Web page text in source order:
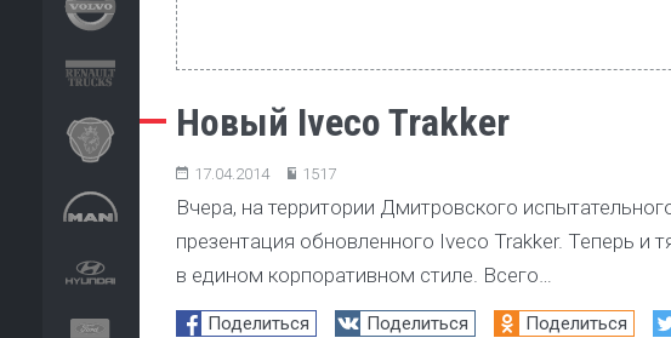
Новый Iveco Trakker
17.04.2014 1517
Вчера, на территории Дмитровского
презентация обновленного Iveco Trakker. Теперь и
в едином корпоративном стиле. Всего…
Поделиться Поделиться Поделиться